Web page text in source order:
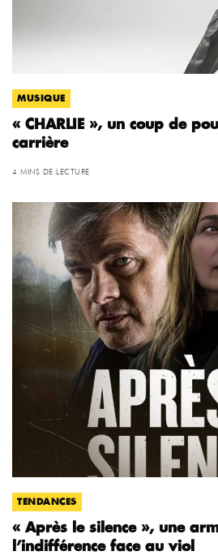
MUSIQUE
« CHARLIE », un coup de
carrière
4 MINS DE LECTURE
TENDANCES
« Après le silence », une
l’indifférence face au viol